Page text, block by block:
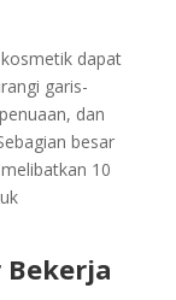
dapat
garis-
dan
besar
10